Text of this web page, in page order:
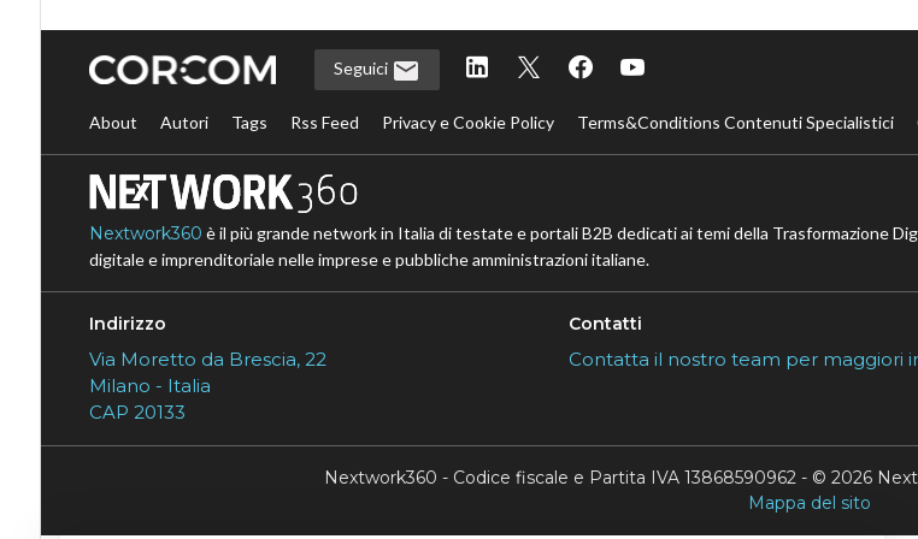
Seguici
About Autori Tags Rss Feed Privacy e Cookie Policy Terms&Conditions Contenuti Specialistici
Nextwork360 è il più grande network in Italia di testate e portali B2B dedicati ai temi della Trasformazione
digitale e imprenditoriale nelle imprese e pubbliche amministrazioni italiane.
Indirizzo
Via Moretto da Brescia, 22
Milano - Italia
CAP 20133
Contatti
Contatta il nostro team per maggiori
Nextwork360 - Codice fiscale e Partita IVA 13868590962 - © 2026
Mappa del sito